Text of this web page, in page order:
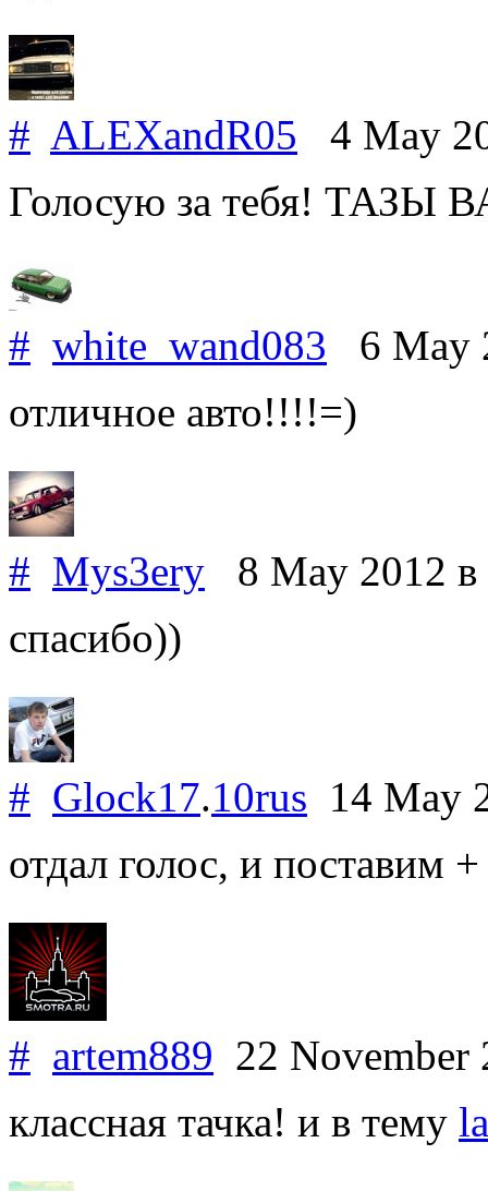
# ALEXandR05 4 May
Голосую за тебя! ТАЗЫ
# white_wand083 6 May
отличное авто!!!!=)
# Mys3ery 8 May 2012 в
спасибо))
# Glock17.10rus 14 May
отдал голос, и поставим
# artem889 22
классная тачка! и в тему